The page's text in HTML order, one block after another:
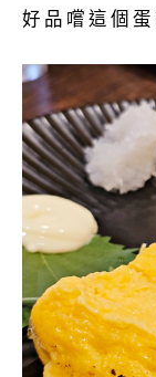
好品嚐這個